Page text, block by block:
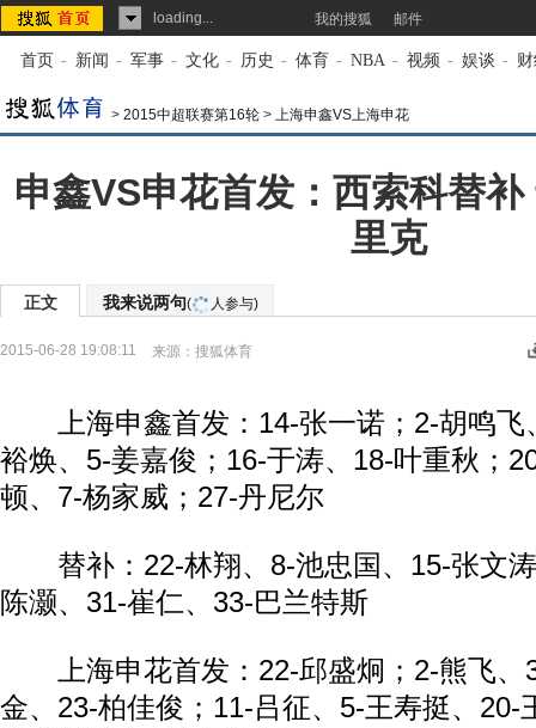
loading... 我的搜狐 邮件
首页 - 新闻 - 军事 - 文化 - 历史 - 体育 - NBA - 视频 - 娱谈 -
> 2015中超联赛第16轮 > 上海申鑫VS上海申花
申鑫VS申花首发：西索科替
里克
正文 我来说两句( 人参与)
2015-06-28 19:08:11 来源： 搜狐体育
上海申鑫首发：14-张一诺；2-胡鸣飞
裕焕、5-姜嘉俊；16-于涛、18-叶重秋；
顿、7-杨家威；27-丹尼尔
替补：22-林翔、8-池忠国、15-张文涛
陈灏、31-崔仁、33-巴兰特斯
上海申花首发：22-邱盛炯；2-熊飞、
金、23-柏佳俊；11-吕征、5-王寿挺、20-